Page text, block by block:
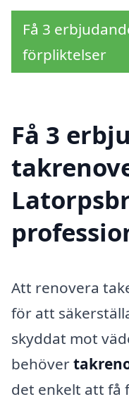
Få 3
förpliktelser
Få 3
Att renovera
för att
skyddat mot
behöver
det enkelt att få